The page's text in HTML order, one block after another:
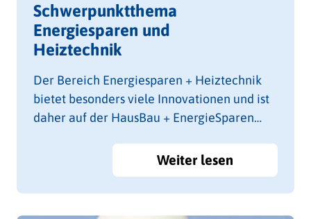
Schwerpunktthema
Energiesparen und
Heiztechnik
Der Bereich Energiesparen + Heiztechnik
bietet besonders viele Innovationen und ist
daher auf der HausBau + EnergieSparen
in der Halle 3 zusammengefasst.
Weiter lesen